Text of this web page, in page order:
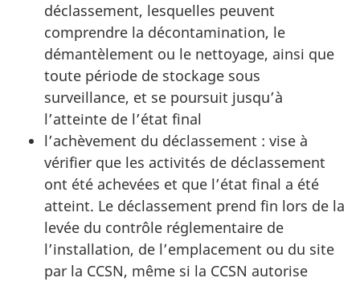
déclassement, lesquelles peuvent
comprendre la décontamination, le
démantèlement ou le nettoyage, ainsi que
toute période de stockage sous
surveillance, et se poursuit jusqu’à
l’atteinte de l’état final
l’achèvement du déclassement : vise à
vérifier que les activités de déclassement
ont été achevées et que l’état final a été
atteint. Le déclassement prend fin lors de la
levée du contrôle réglementaire de
l’installation, de l’emplacement ou du site
par la CCSN, même si la CCSN autorise